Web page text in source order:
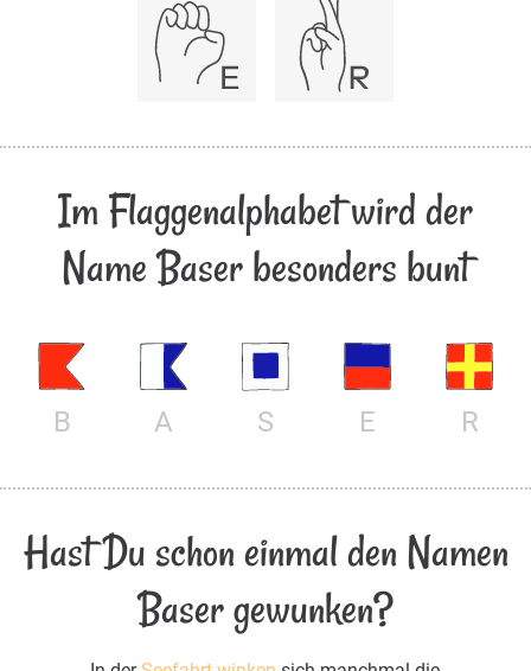
Im Flaggenalphabet wird der
Name Baser besonders bunt
B A S E R
Hast Du schon einmal den Namen
Baser gewunken?